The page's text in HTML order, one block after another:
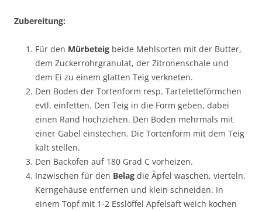
Zubereitung:
Für den Mürbeteig beide Mehlsorten mit der Butter,
dem Zuckerrohrgranulat, der Zitronenschale und
dem Ei zu einem glatten Teig verkneten.
Den Boden der Tortenform resp. Tarteletteförmchen
evtl. einfetten. Den Teig in die Form geben, dabei
einen Rand hochziehen. Den Boden mehrmals mit
einer Gabel einstechen. Die Tortenform mit dem Teig
kalt stellen.
Den Backofen auf 180 Grad C vorheizen.
Inzwischen für den Belag die Äpfel waschen, vierteln,
Kerngehäuse entfernen und klein schneiden. In
einem Topf mit 1-2 Esslöffel Apfelsaft weich kochen